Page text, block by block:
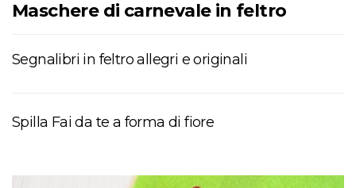
Maschere di carnevale in feltro
Segnalibri in feltro allegri e originali
Spilla Fai da te a forma di fiore